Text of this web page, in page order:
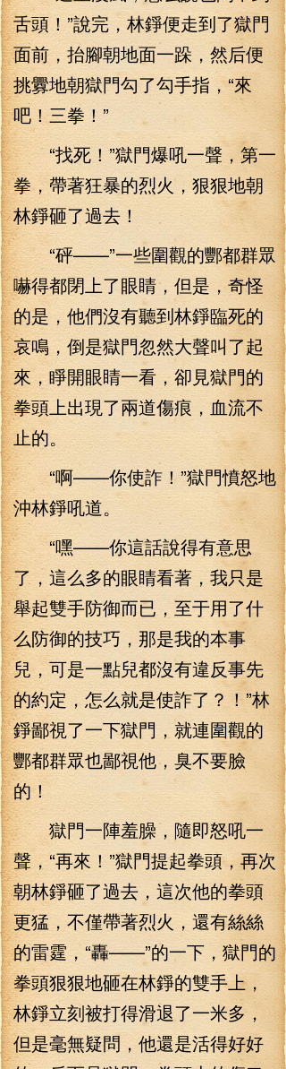
舌頭！”說完，林錚便走到了獄門
面前，抬腳朝地面一跺，然后便
挑釁地朝獄門勾了勾手指，“來
吧！三拳！”
“找死！”獄門爆吼一聲，第一
拳，帶著狂暴的烈火，狠狠地朝
林錚砸了過去！
“砰——”一些圍觀的酆都群眾
嚇得都閉上了眼睛，但是，奇怪
的是，他們沒有聽到林錚臨死的
哀鳴，倒是獄門忽然大聲叫了起
來，睜開眼睛一看，卻見獄門的
拳頭上出現了兩道傷痕，血流不
止的。
“啊——你使詐！”獄門憤怒地
沖林錚吼道。
“嘿——你這話說得有意思
了，這么多的眼睛看著，我只是
舉起雙手防御而已，至于用了什
么防御的技巧，那是我的本事
兒，可是一點兒都沒有違反事先
的約定，怎么就是使詐了？！”林
錚鄙視了一下獄門，就連圍觀的
酆都群眾也鄙視他，臭不要臉
的！
獄門一陣羞臊，隨即怒吼一
聲，“再來！”獄門提起拳頭，再次
朝林錚砸了過去，這次他的拳頭
更猛，不僅帶著烈火，還有絲絲
的雷霆，“轟——”的一下，獄門的
拳頭狠狠地砸在林錚的雙手上，
林錚立刻被打得滑退了一米多，
但是毫無疑問，他還是活得好好